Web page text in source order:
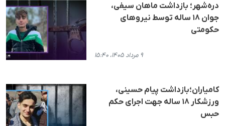
دره‌شهر؛ بازداشت ماهان سیفی،
جوان ۱۸ ساله توسط نیروهای
حکومتی
۹ مرداد ۱۴۰۵، ۱۵:۴۰
کامیاران؛بازداشت پیام حسینی،
ورزشکار ۱۸ ساله جهت اجرای حکم
حبس